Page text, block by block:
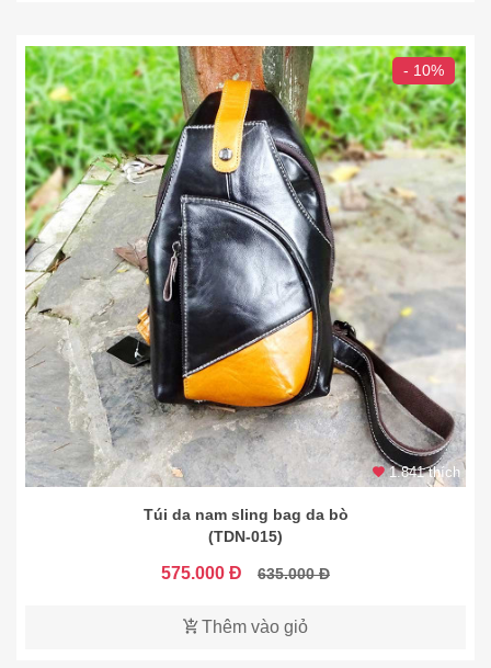
- 10%
1.841 thích
Túi da nam sling bag da bò
(TDN-015)
575.000 Đ 635.000 Đ
Thêm vào giỏ